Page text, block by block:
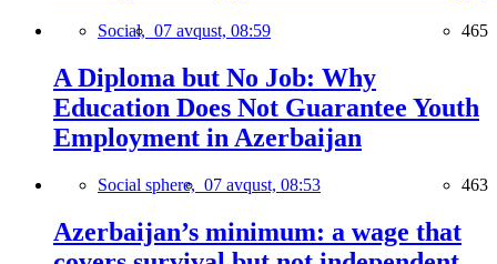
Social, 07 avqust, 08:59 465
A Diploma but No Job: Why
Education Does Not Guarantee Youth
Employment in Azerbaijan
Social sphere, 07 avqust, 08:53 463
Azerbaijan’s minimum: a wage that